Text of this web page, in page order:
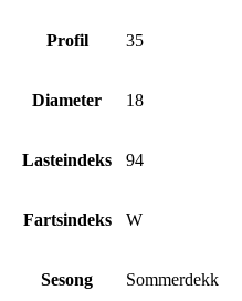
Profil 35
Diameter 18
Lasteindeks 94
Fartsindeks W
Sesong Sommerdekk